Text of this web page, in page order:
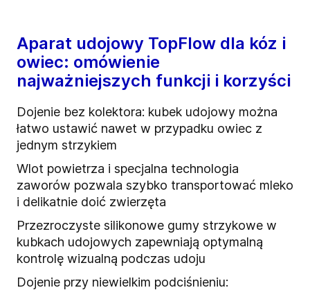
Aparat udojowy TopFlow dla kóz i
owiec: omówienie
najważniejszych funkcji i korzyści
Dojenie bez kolektora: kubek udojowy można
łatwo ustawić nawet w przypadku owiec z
jednym strzykiem
Wlot powietrza i specjalna technologia
zaworów pozwala szybko transportować mleko
i delikatnie doić zwierzęta
Przezroczyste silikonowe gumy strzykowe w
kubkach udojowych zapewniają optymalną
kontrolę wizualną podczas udoju
Dojenie przy niewielkim podciśnieniu: